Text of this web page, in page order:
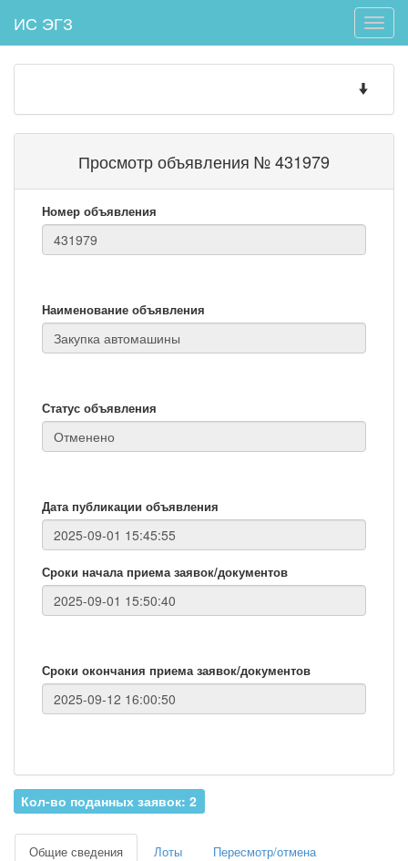
Toggle
ИС ЭГЗ
Toggle
Просмотр объявления № 431979
Номер объявления
Наименование объявления
Статус объявления
Дата публикации объявления
Сроки начала приема заявок/документов
Сроки окончания приема заявок/документов
Кол-во поданных заявок: 2
Общие сведения Лоты Пересмотр/отмена